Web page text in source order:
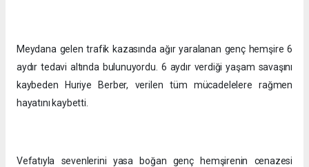
Meydana gelen trafik kazasında ağır yaralanan genç hemşire 6
aydır tedavi altında bulunuyordu. 6 aydır verdiği yaşam savaşını
kaybeden Huriye Berber, verilen tüm mücadelelere rağmen
hayatını kaybetti.
Vefatıyla sevenlerini yasa boğan genç hemşirenin cenazesi